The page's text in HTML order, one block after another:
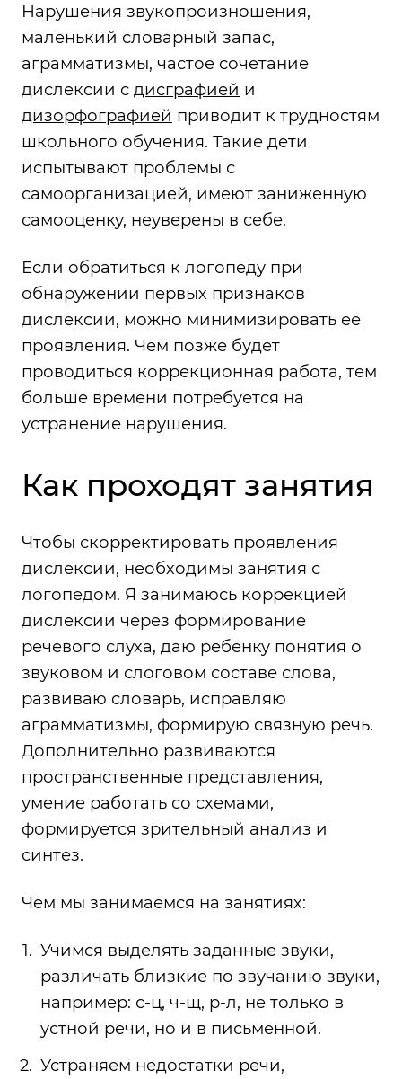
Нарушения звукопроизношения,
маленький словарный запас,
аграмматизмы, частое сочетание
дислексии с дисграфией и
дизорфографией приводит к трудностям
школьного обучения. Такие дети
испытывают проблемы с
самоорганизацией, имеют заниженную
самооценку, неуверены в себе.
Если обратиться к логопеду при
обнаружении первых признаков
дислексии, можно минимизировать её
проявления. Чем позже будет
проводиться коррекционная работа, тем
больше времени потребуется на
устранение нарушения.
Как проходят занятия
Чтобы скорректировать проявления
дислексии, необходимы занятия с
логопедом. Я занимаюсь коррекцией
дислексии через формирование
речевого слуха, даю ребёнку понятия о
звуковом и слоговом составе слова,
развиваю словарь, исправляю
аграмматизмы, формирую связную речь.
Дополнительно развиваются
пространственные представления,
умение работать со схемами,
формируется зрительный анализ и
синтез.
Чем мы занимаемся на занятиях:
Учимся выделять заданные звуки,
различать близкие по звучанию звуки,
например: с-ц, ч-щ, р-л, не только в
устной речи, но и в письменной.
Устраняем недостатки речи,